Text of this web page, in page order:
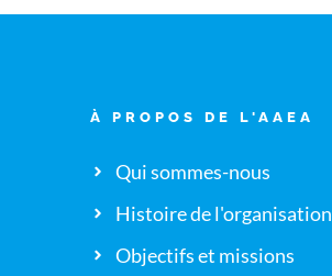
À PROPOS DE L'AAEA
Qui sommes-nous
Histoire de l'organisation
Objectifs et missions